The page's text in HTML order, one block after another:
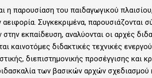
η παρουσίαση του παιδαγωγικού
Συγκεκριμένα, παρουσιάζονται
εκπαίδευση, αναλύονται οι αρχές
καινοτόμες διδακτικές τεχνικές
διεπιστημονικής προσέγγισης και
των βασικών αρχών